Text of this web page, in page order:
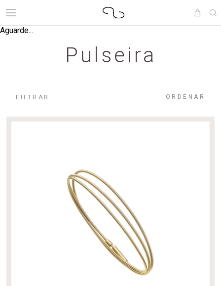
Aguarde...
Pulseira
FILTRAR ORDENAR